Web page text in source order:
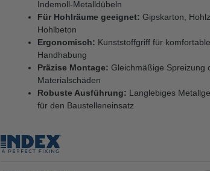
Indemoll-Metalldübeln
Für Hohlräume geeignet: Gipskarton,
Hohlbeton
Ergonomisch: Kunststoffgriff für komfortable
Handhabung
Präzise Montage: Gleichmäßige Spreizung
Materialschäden
Robuste Ausführung: Langlebiges
für den Baustelleneinsatz